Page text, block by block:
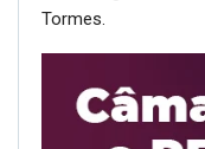
Tormes.